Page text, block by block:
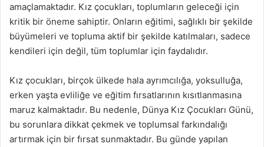
amaçlamaktadır. Kız çocukları, toplumların geleceği için
kritik bir öneme sahiptir. Onların eğitimi, sağlıklı bir şekilde
büyümeleri ve topluma aktif bir şekilde katılmaları, sadece
kendileri için değil, tüm toplumlar için faydalıdır.
Kız çocukları, birçok ülkede hala ayrımcılığa, yoksulluğa,
erken yaşta evliliğe ve eğitim fırsatlarının kısıtlanmasına
maruz kalmaktadır. Bu nedenle, Dünya Kız Çocukları Günü,
bu sorunlara dikkat çekmek ve toplumsal farkındalığı
artırmak için bir fırsat sunmaktadır. Bu günde yapılan